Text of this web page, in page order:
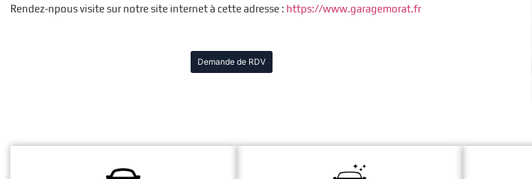
Rendez-npous visite sur notre site internet à cette adresse : https://www.garagemorat.fr
Demande de RDV